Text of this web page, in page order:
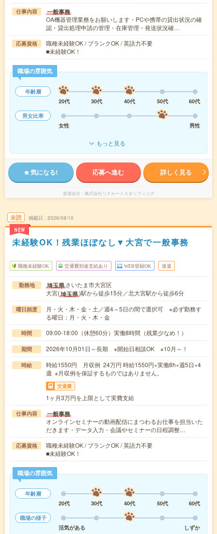
仕事内容 一般事務
OA機器管理業務をお願いします・PCや携帯の貸出状況の確
認・貸出処理申請の管理・在庫管理・発送状況確…
応募資格
職種未経験OK / ブランクOK / 英語力不要
■未経験OK！
職場の雰囲気
年齢層
20代
30代 40代 50代
60代
男女比率
女性
男性
もっと見る
気になる! 応募へ進む 詳しく見る
派遣会社 株式会社リクルートスタッフィング
未読
NEW
掲載日 2026/08/10
未経験OK！残業ほぼなし▼大宮で一般事務
職種未経験OK 交通費別途支給あり WEB登録OK 派遣
勤務地 埼玉県さいたま市大宮区
大宮(埼玉県)駅から徒歩15分／北大宮駅から徒歩6分
曜日頻度
月・火・木・金・土／週4～5日の間で選択可 ※必ず勤務す
る曜日：月・火・木・金
時間 09:00-18:00（休憩60分）実働8時間（残業少なめ！）
期間 2026年10月01日～長期 ※開始日相談OK ※10月～！
時給
時給1550円 月収例 24万円 時給1550円×実働8h×週5日×4
週 ※月収例を保証するものではありません。
交通費
1ヶ月3万円を上限として実費支給
仕事内容 一般事務
オンラインセミナーの動画配信にまつわるお仕事を担当いた
だきます・データ入力・会議やセミナーの日程調整…
応募資格
職種未経験OK / ブランクOK / 英語力不要
■未経験OK！
職場の雰囲気
年齢層
20代
30代 40代 50代
60代
職場の様子
活気がある
しずか